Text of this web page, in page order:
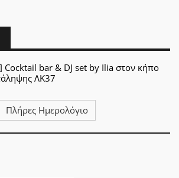
Cocktail bar & DJ set by Ilia στον κήπο
ΛΚ37
Πλήρες Ημερολόγιο